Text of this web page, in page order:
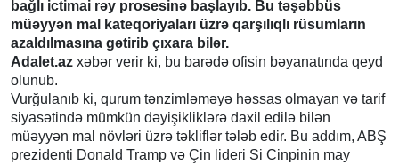
bağlı ictimai rəy prosesinə başlayıb. Bu təşəbbüs
müəyyən mal kateqoriyaları üzrə qarşılıqlı rüsumların
azaldılmasına gətirib çıxara bilər.
Adalet.az xəbər verir ki, bu barədə ofisin bəyanatında qeyd
olunub.
Vurğulanıb ki, qurum tənzimləməyə həssas olmayan və tarif
siyasətində mümkün dəyişikliklərə daxil edilə bilən
müəyyən mal növləri üzrə təkliflər tələb edir. Bu addım, ABŞ
prezidenti Donald Tramp və Çin lideri Si Cinpinin may